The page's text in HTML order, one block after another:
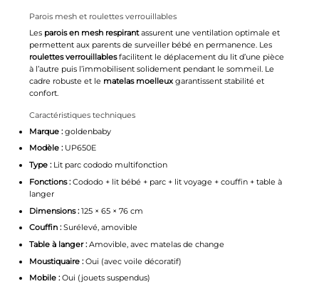
Parois mesh et roulettes verrouillables
Les parois en mesh respirantassurent une ventilation optimale et
permettent aux parents de surveiller bébé en permanence. Les
roulettes verrouillablesfacilitent le déplacement du lit d’une pièce
à l’autre puis l’immobilisent solidement pendant le sommeil. Le
cadre robuste et le matelas moelleuxgarantissent stabilité et
confort.
Caractéristiques techniques
Marque : goldenbaby
Modèle :UP650E
Type :Lit parc cododo multifonction
Fonctions :Cododo + lit bébé + parc + lit voyage + couffin + table à
langer
Dimensions :125 × 65 × 76 cm
Couffin :Surélevé, amovible
Table à langer :Amovible, avec matelas de change
Moustiquaire :Oui (avec voile décoratif)
Mobile :Oui (jouets suspendus)